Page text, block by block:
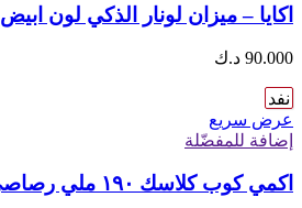
اكايا – ميزان لونار الذكي لون ابيض
90.000 د.ك
نفد
عرض سريع
إضافة للمفضّلة
اكمي كوب كلاسك ١٩٠ ملي رصاصي